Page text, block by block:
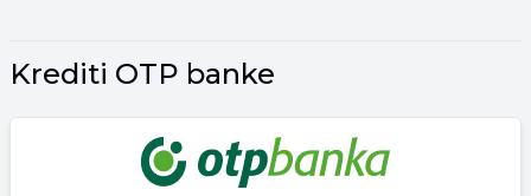
Krediti OTP banke